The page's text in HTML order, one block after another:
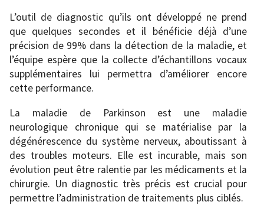
L’outil de diagnostic qu’ils ont développé ne prend
que quelques secondes et il bénéficie déjà d’une
précision de 99% dans la détection de la maladie, et
l’équipe espère que la collecte d’échantillons vocaux
supplémentaires lui permettra d’améliorer encore
cette performance.
La maladie de Parkinson est une maladie
neurologique chronique qui se matérialise par la
dégénérescence du système nerveux, aboutissant à
des troubles moteurs. Elle est incurable, mais son
évolution peut être ralentie par les médicaments et la
chirurgie. Un diagnostic très précis est crucial pour
permettre l’administration de traitements plus ciblés.